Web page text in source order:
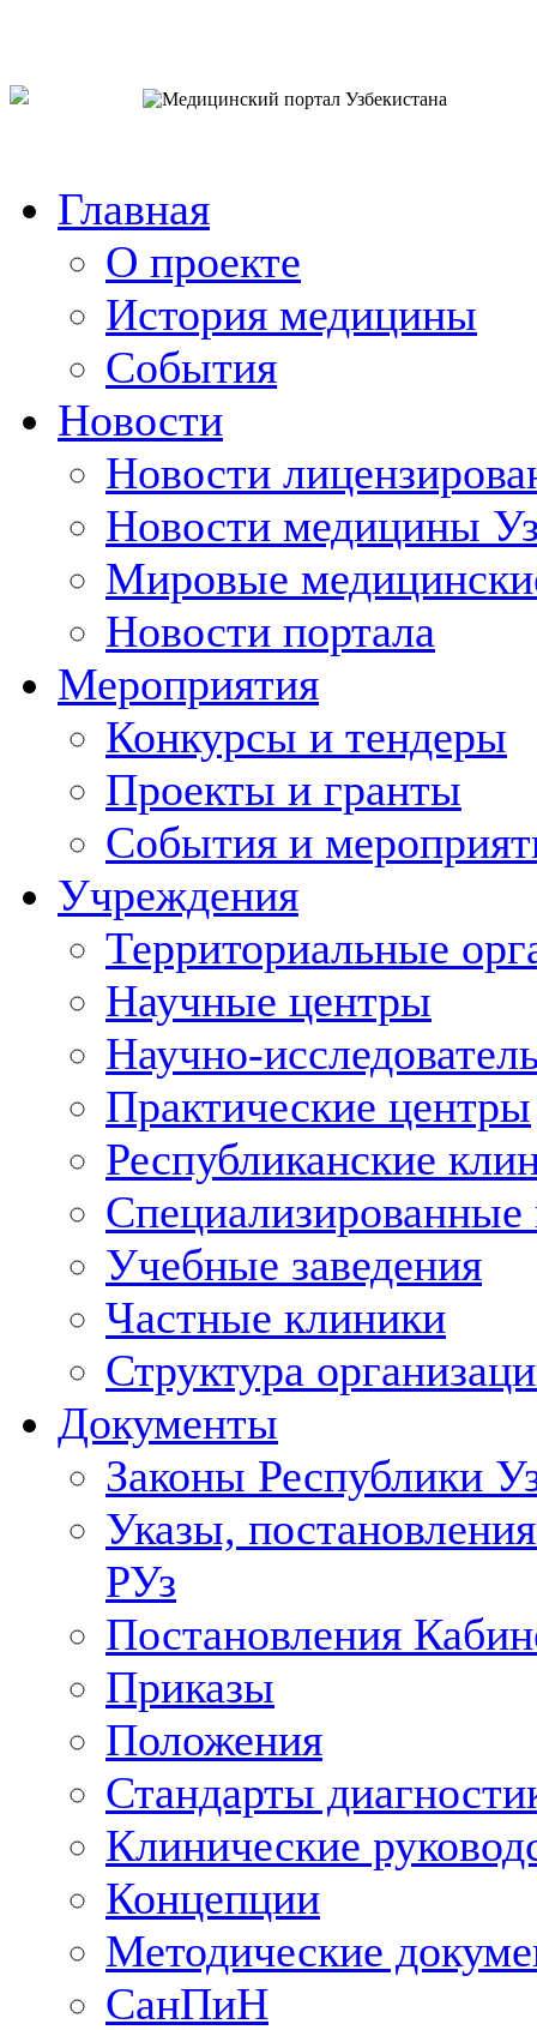
Главная
О проекте
История медицины
События
Новости
Новости
Новости медицины
Мировые
Новости портала
Мероприятия
Конкурсы и тендеры
Проекты и гранты
События и
Учреждения
Территориальные
Научные центры
Научно-
Практические центры
Республиканские
Учебные заведения
Частные клиники
Структура
Документы
Законы Республики
Указы,
РУз
Постановления
Приказы
Положения
Стандарты
Клинические
Концепции
Методические
СанПиН